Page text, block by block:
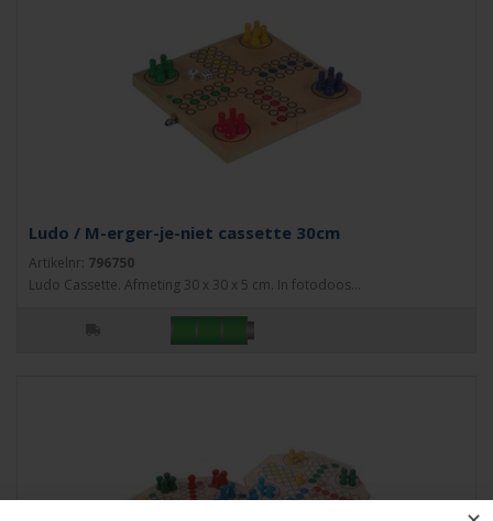
Ludo / M-erger-je-niet cassette 30cm
Artikelnr: 796750
Ludo Cassette. Afmeting 30 x 30 x 5 cm. In fotodoos...